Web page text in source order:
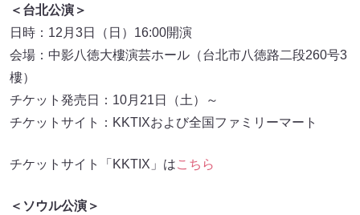
＜台北公演＞
日時：12月3日（日）16:00開演
会場：中影八徳大樓演芸ホール（台北市八徳路二段260号3
樓）
チケット発売日：10月21日（土）～
チケットサイト：KKTIXおよび全国ファミリーマート
チケットサイト「KKTIX」はこちら
＜ソウル公演＞